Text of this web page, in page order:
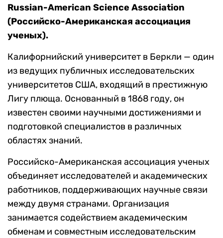
Russian-American Science Association
(Российско-Американская ассоциация
ученых).
Калифорнийский университет в Беркли — один
из ведущих публичных исследовательских
университетов США, входящий в престижную
Лигу плюща. Основанный в 1868 году, он
известен своими научными достижениями и
подготовкой специалистов в различных
областях знаний.
Российско-Американская ассоциация ученых
объединяет исследователей и академических
работников, поддерживающих научные связи
между двумя странами. Организация
занимается содействием академическим
обменам и совместным исследовательским